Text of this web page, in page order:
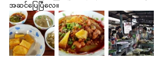
အဆင်ပြေပြီလေ။